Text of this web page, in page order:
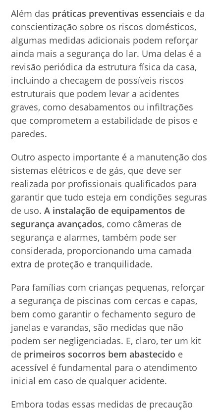
Além das práticas preventivas essenciais e da
conscientização sobre os riscos domésticos,
algumas medidas adicionais podem reforçar
ainda mais a segurança do lar. Uma delas é a
revisão periódica da estrutura física da casa,
incluindo a checagem de possíveis riscos
estruturais que podem levar a acidentes
graves, como desabamentos ou infiltrações
que comprometem a estabilidade de pisos e
paredes.
Outro aspecto importante é a manutenção dos
sistemas elétricos e de gás, que deve ser
realizada por profissionais qualificados para
garantir que tudo esteja em condições seguras
de uso.A instalação de equipamentos de
segurança avançados, como câmeras de
segurança e alarmes, também pode ser
considerada, proporcionando uma camada
extra de proteção e tranquilidade.
Para famílias com crianças pequenas, reforçar
a segurança de piscinas com cercas e capas,
bem como garantir o fechamento seguro de
janelas e varandas, são medidas que não
podem ser negligenciadas. E, claro, ter um kit
de primeiros socorros bem abastecido e
acessível é fundamental para o atendimento
inicial em caso de qualquer acidente.
Embora todas essas medidas de precaução